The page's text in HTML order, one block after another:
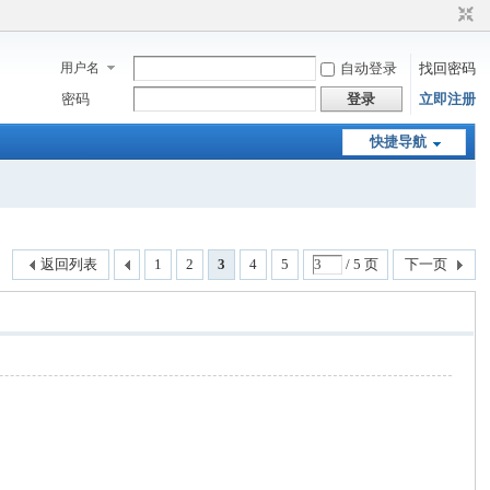
用户名 自动登录
找回密码
密码
登录 立即注册
快捷导航
1 2 3 4 5 / 5 页 下一页
返回列表